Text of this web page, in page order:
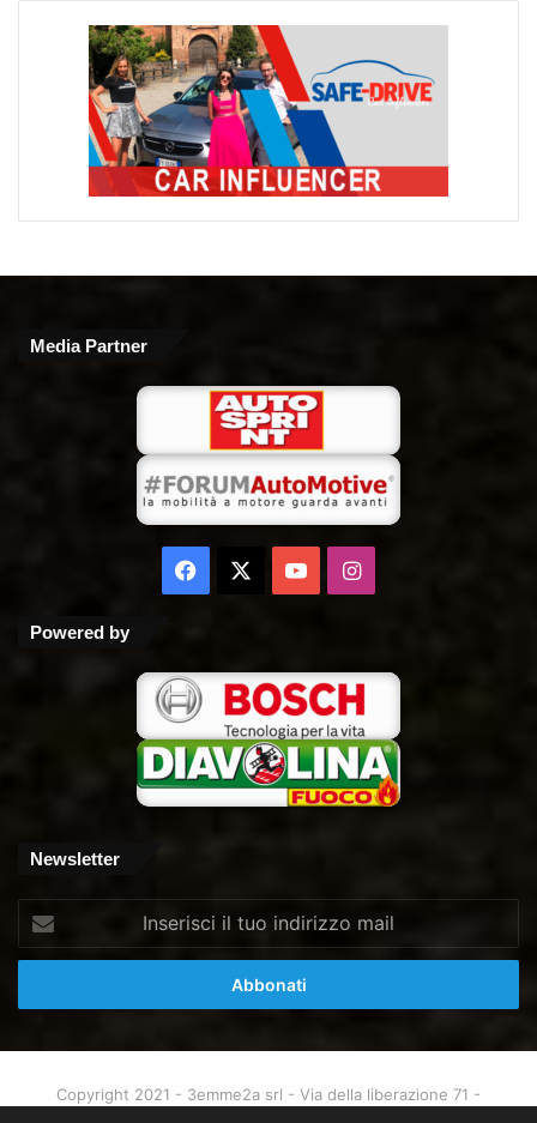
Media Partner
Facebook
You Instagram
Powered by
Newsletter
Inserisci
tuo
mail
Copyright 2021 - 3emme2a srl - Via della liberazione 71 -